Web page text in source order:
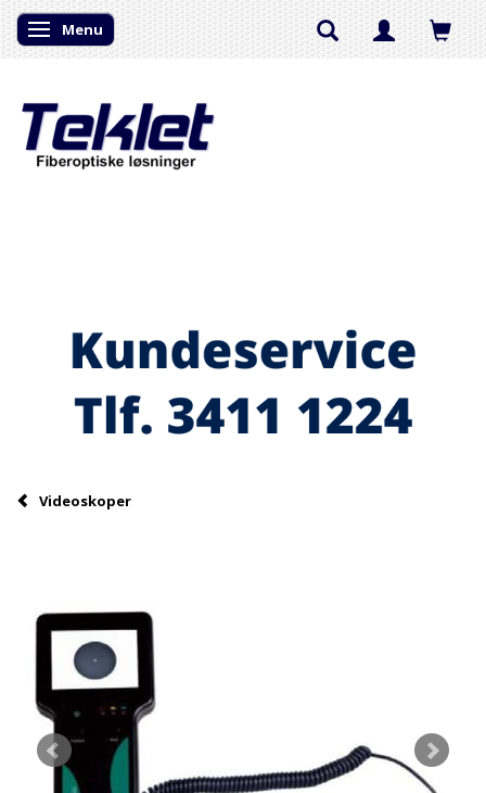
Skifte navigation
Menu
Videoskoper